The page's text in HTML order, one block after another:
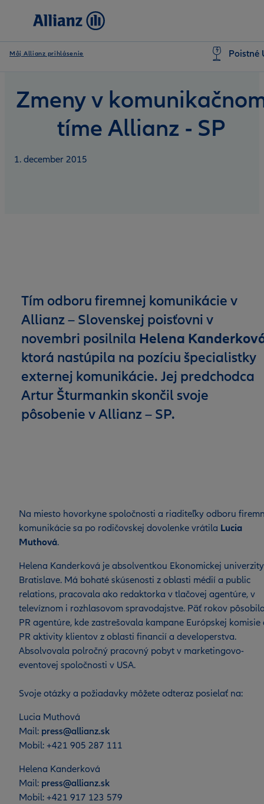
Môj Allianz prihlásenie Poistné
Zmeny v
tíme Allianz - SP
1. december 2015
Tím odboru firemnej komunikácie v
Allianz – Slovenskej poisťovni v
novembri posilnila Helena
ktorá nastúpila na pozíciu špecialistky
externej komunikácie. Jej predchodca
Artur Šturmankin skončil svoje
pôsobenie v Allianz – SP.
Na miesto hovorkyne spoločnosti a riaditeľky odboru
komunikácie sa po rodičovskej dovolenke vrátila Lucia
Muthová.
Helena Kanderková je absolventkou Ekonomickej
Bratislave. Má bohaté skúsenosti z oblasti médií a public
relations, pracovala ako redaktorka v tlačovej agentúre, v
televíznom i rozhlasovom spravodajstve. Päť rokov
PR agentúre, kde zastrešovala kampane Európskej komisie
PR aktivity klientov z oblasti financií a developerstva.
Absolvovala polročný pracovný pobyt v marketingovo-
eventovej spoločnosti v USA.
Svoje otázky a požiadavky môžete odteraz posielať na:
Lucia Muthová
Mail: press@allianz.sk
Mobil: +421 905 287 111
Helena Kanderková
Mail: press@allianz.sk
Mobil: +421 917 123 579